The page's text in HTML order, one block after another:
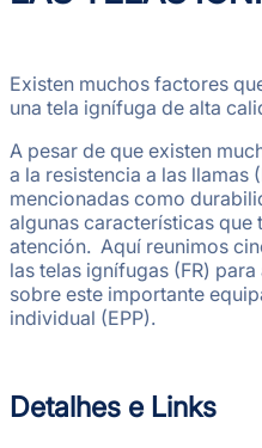
Existen muchos factores
una tela ignífuga de alta
A pesar de que existen
a la resistencia a las llamas
mencionadas como
algunas características que
atención. Aquí reunimos
las telas ignífugas (FR)
sobre este importante
individual (EPP).
Detalhes e Links